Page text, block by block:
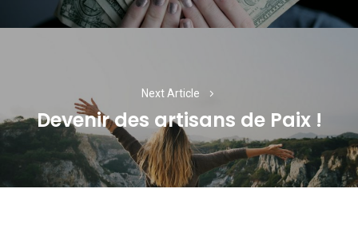
Next Article
Next
post:
Devenir des artisans de Paix !